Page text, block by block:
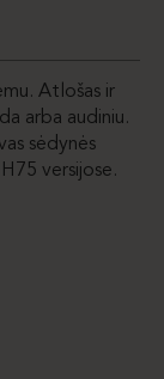
Atlošas ir
arba audiniu.
sėdynės
versijose.